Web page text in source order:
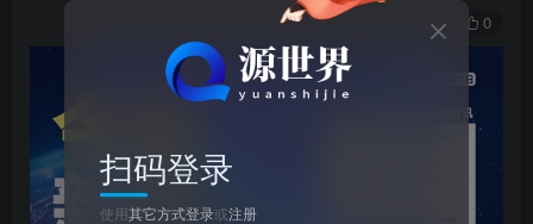
22 0
扫码登录
使用其它方式登录或注册